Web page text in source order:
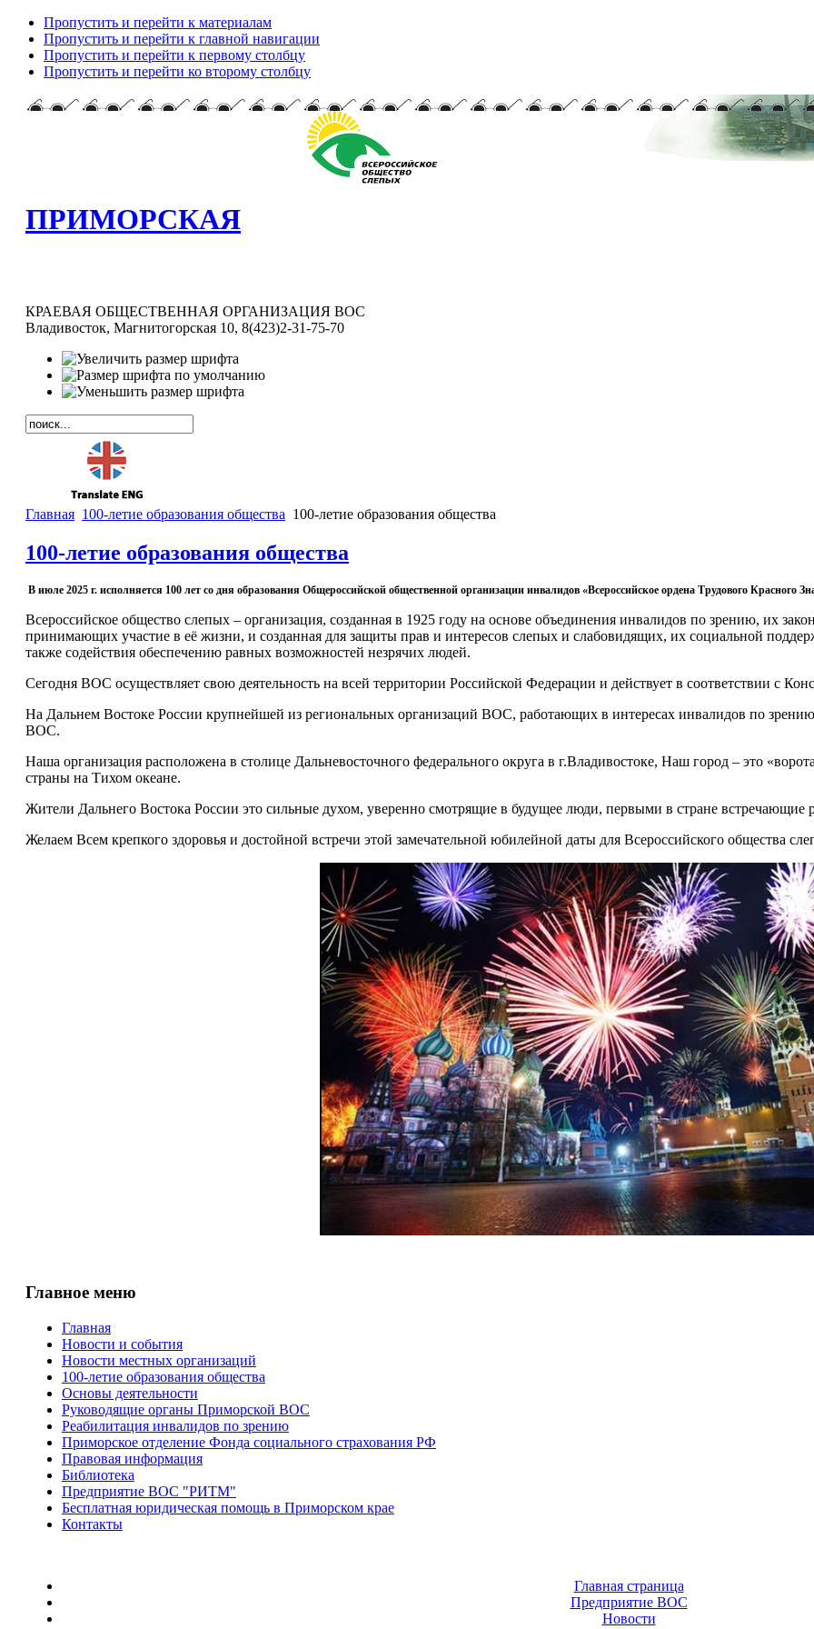
Пропустить и перейти к материалам
Пропустить и перейти к главной навигации
Пропустить и перейти к первому столбцу
Пропустить и перейти ко второму столбцу
ПРИМОРСКАЯ
КРАЕВАЯ ОБЩЕСТВЕННАЯ ОРГАНИЗАЦИЯ ВОС
Владивосток, Магнитогорская 10, 8(423)2-31-75-70
Главная 100-летие образования общества 100-летие образования общества
100-летие образования общества
В июле 2025 г. исполняется 100 лет со дня образования Общероссийской общественной организации инвалидов «Всероссийское ордена Трудового Красного
Всероссийское общество слепых – организация, созданная в 1925 году на основе объединения инвалидов по зрению, их
принимающих участие в её жизни, и созданная для защиты прав и интересов слепых и слабовидящих, их социальной
также содействия обеспечению равных возможностей незрячих людей.
Сегодня ВОС осуществляет свою деятельность на всей территории Российской Федерации и действует в соответствии с
На Дальнем Востоке России крупнейшей из региональных организаций ВОС, работающих в интересах инвалидов по
ВОС.
Наша организация расположена в столице Дальневосточного федерального округа в г.Владивостоке, Наш город – это
страны на Тихом океане.
Жители Дальнего Востока России это сильные духом, уверенно смотрящие в будущее люди, первыми в стране встречающие
Желаем Всем крепкого здоровья и достойной встречи этой замечательной юбилейной даты для Всероссийского общества
Главное меню
Главная
Новости и события
Новости местных организаций
100-летие образования общества
Основы деятельности
Руководящие органы Приморской ВОС
Реабилитация инвалидов по зрению
Приморское отделение Фонда социального страхования РФ
Правовая информация
Библиотека
Предприятие ВОС "РИТМ"
Бесплатная юридическая помощь в Приморском крае
Контакты
Главная страница
Предприятие ВОС
Новости